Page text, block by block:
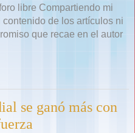
libre Compartiendo mi
de los artículos ni
que recae en el autor
se ganó más con